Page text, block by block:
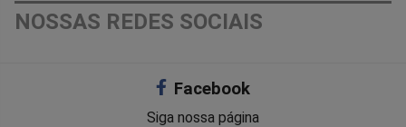
NOSSAS REDES SOCIAIS
Facebook
Siga nossa página